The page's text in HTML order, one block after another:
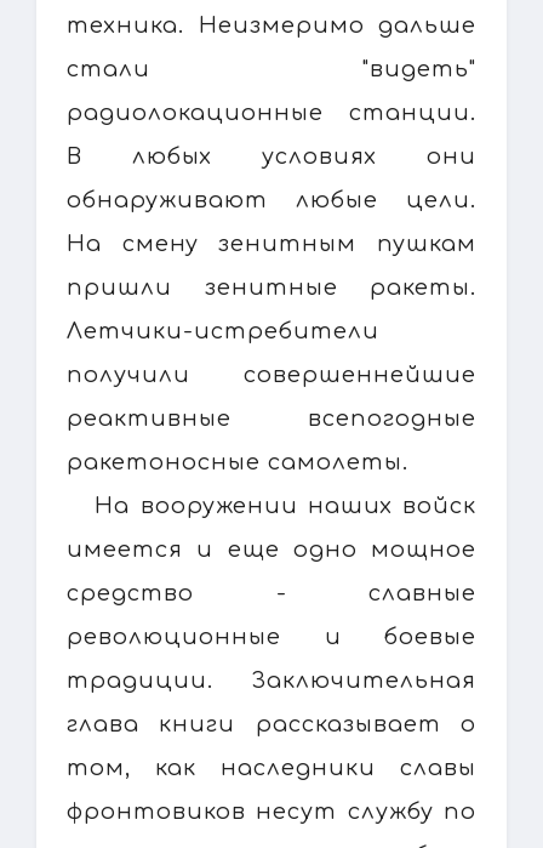
техника. Неизмеримо дальше
стали "видеть"
радиолокационные станции.
В любых условиях они
обнаруживают любые цели.
На смену зенитным пушкам
пришли зенитные ракеты.
Летчики-истребители
получили совершеннейшие
реактивные всепогодные
ракетоносные самолеты.
На вооружении наших войск
имеется и еще одно мощное
средство - славные
революционные и боевые
традиции. Заключительная
глава книги рассказывает о
том, как наследники славы
фронтовиков несут службу по